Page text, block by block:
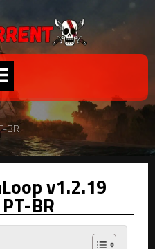
BR
v1.2.19
BR